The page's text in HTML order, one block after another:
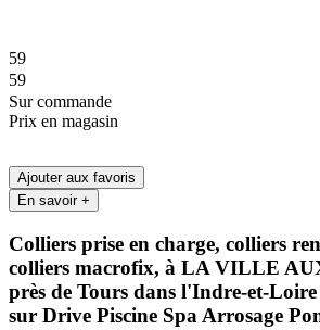
59
59
Sur commande
Prix en magasin
Ajouter aux favoris
En savoir +
Colliers prise en charge, colliers
colliers macrofix, à LA VILLE
près de Tours dans l'Indre-et-Loire
sur Drive Piscine Spa Arrosage